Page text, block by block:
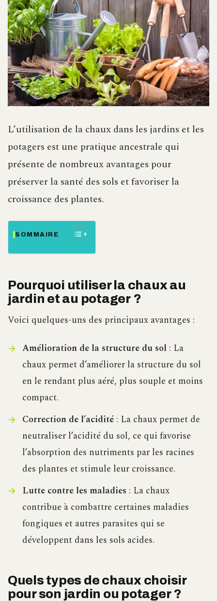
L’utilisation de la chaux dans les jardins et les
potagers est une pratique ancestrale qui
présente de nombreux avantages pour
préserver la santé des sols et favoriser la
croissance des plantes.
SOMMAIRE
Pourquoi utiliser la chaux au
jardin et au potager ?
Voici quelques-uns des principaux avantages :
Amélioration de la structure du sol: La
chaux permet d’améliorer la structure du sol
en le rendant plus aéré, plus souple et moins
compact.
Correction de l’acidité: La chaux permet de
neutraliser l’acidité du sol, ce qui favorise
l’absorption des nutriments par les racines
des plantes et stimule leur croissance.
Lutte contre les maladies : La chaux
contribue à combattre certaines maladies
fongiques et autres parasites qui se
développent dans les sols acides.
Quels types de chaux choisir
pour son jardin ou potager ?